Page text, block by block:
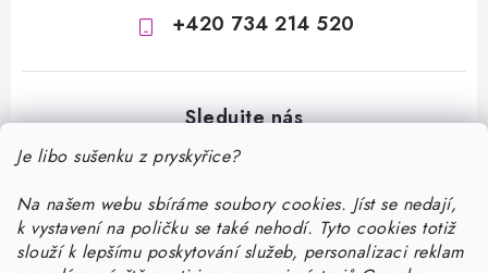
Je libo sušenku z pryskyřice?
Na našem webu sbíráme soubory cookies. Jíst se nedají,
k vystavení na poličku se také nehodí. Tyto cookies totiž
slouží k lepšímu poskytování služeb, personalizaci reklam
+420 734 214 520